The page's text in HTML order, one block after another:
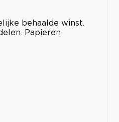
behaalde winst.
Papieren